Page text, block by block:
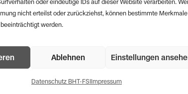
nicht erteilst oder zurückziehst, können bestimmte Merkmale
werden.
Ablehnen Einstellungen
Datenschutz BHT-FSIImpressum